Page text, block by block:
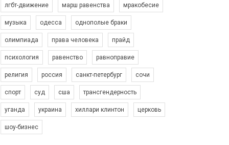
лгбт-движение марш равенства мракобесие
музыка одесса однополые браки
олимпиада права человека прайд
психология равенство равноправие
религия россия санкт-петербург сочи
спорт суд сша трансгендерность
уганда украина хиллари клинтон церковь
шоу-бизнес